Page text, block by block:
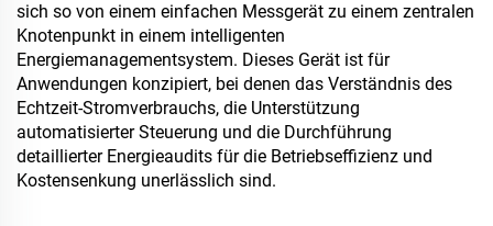
sich so von einem einfachen Messgerät zu einem zentralen
Knotenpunkt in einem intelligenten
Energiemanagementsystem. Dieses Gerät ist für
Anwendungen konzipiert, bei denen das Verständnis des
Echtzeit-Stromverbrauchs, die Unterstützung
automatisierter Steuerung und die Durchführung
detaillierter Energieaudits für die Betriebseffizienz und
Kostensenkung unerlässlich sind.